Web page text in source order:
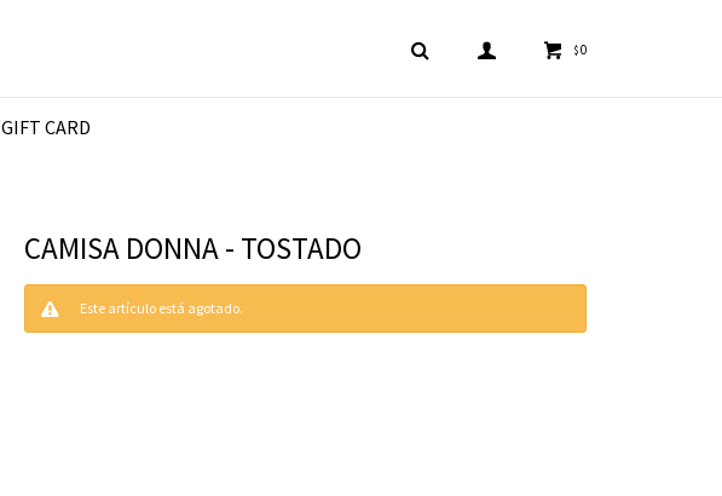
GIFT CARD
$0
CAMISA DONNA - TOSTADO
Este artículo está agotado.